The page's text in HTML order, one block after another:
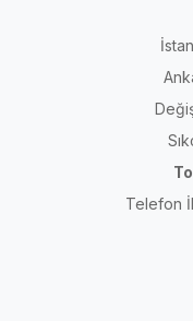
Telefon